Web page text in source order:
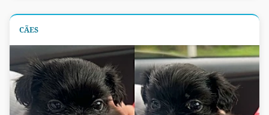
CÃES